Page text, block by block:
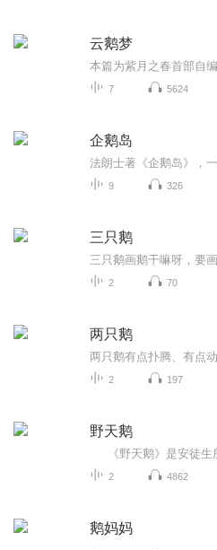
云鹅梦
7 5624
企鹅岛
法朗士著《企鹅岛》，
9 326
三只鹅
2 70
两只鹅
2 197
野天鹅
2 4862
鹅妈妈